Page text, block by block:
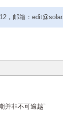
邮箱：
并非不可逾越”